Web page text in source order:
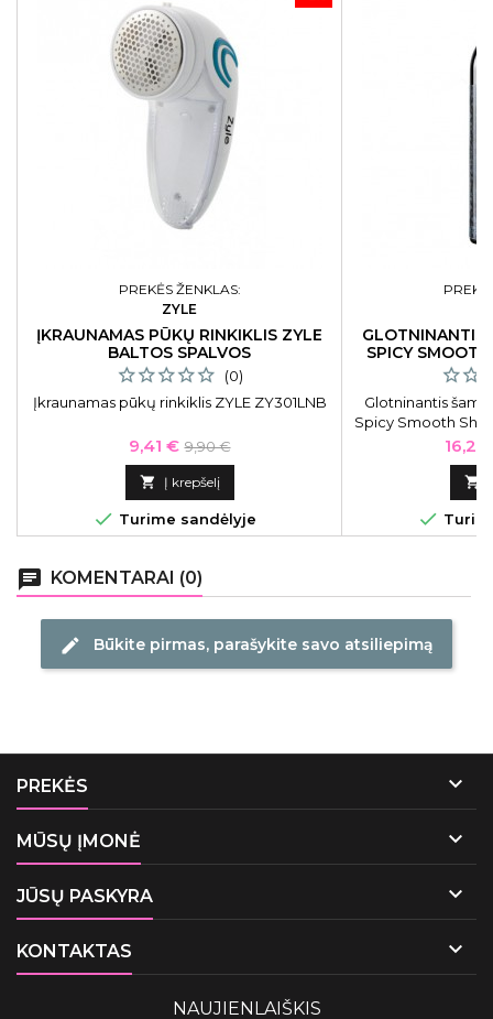
PREKĖS ŽENKLAS:
ZYLE
ĮKRAUNAMAS PŪKŲ RINKIKLIS ZYLE
BALTOS SPALVOS
(0)
Įkraunamas pūkų rinkiklis ZYLE ZY301LNB
Kaina
9,41 € Bazinė
kaina
9,90 €
 Į krepšelį
 Turime sandėlyje
GLOTNINANTIS
SPICY
Glotninantis
Spicy Smooth
Kaina


chat KOMENTARAI (0)
edit Būkite pirmas, parašykite savo atsiliepimą
PREKĖS 
MŪSŲ ĮMONĖ 
JŪSŲ PASKYRA 
KONTAKTAS 
NAUJIENLAIŠKIS